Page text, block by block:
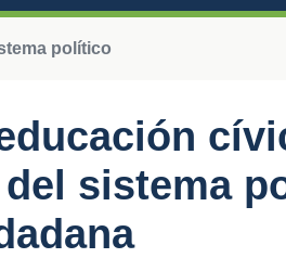
político
sistema